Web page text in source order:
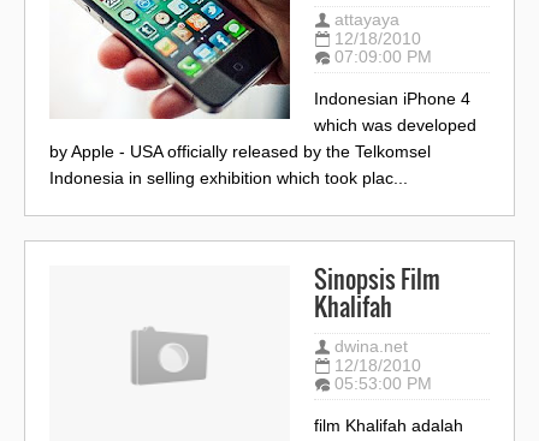
attayaya
12/18/2010
07:09:00 PM
Indonesian iPhone 4
which was developed
by Apple - USA officially released by the Telkomsel
Indonesia in selling exhibition which took plac...
Sinopsis Film
Khalifah
dwina.net
12/18/2010
05:53:00 PM
film Khalifah adalah